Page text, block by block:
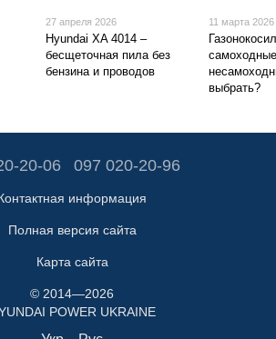
27 апреля 2026
Hyundai XA 4014 –
бесщеточная пила без
бензина и проводов
11 марта 2026
выбрать?
20-06 097 020-20-96
информация
Полная версия сайта
Карта сайта
© 2014—2026
POWER UKRAINE